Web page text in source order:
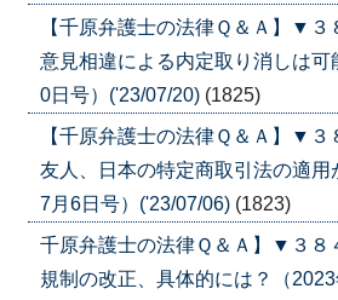
【千原弁護士の法律Ｑ＆Ａ】▼
意見相違による内定取り消しは可
0日号）('23/07/20) (1825)
【千原弁護士の法律Ｑ＆Ａ】▼
友人、日本の特定商取引法の適
7月6日号）('23/07/06) (1823)
千原弁護士の法律Ｑ＆Ａ】▼３
規制の改正、具体的には？（